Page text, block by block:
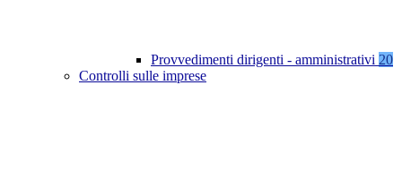
Provvedimenti dirigenti - amministrativi 20
Controlli sulle imprese